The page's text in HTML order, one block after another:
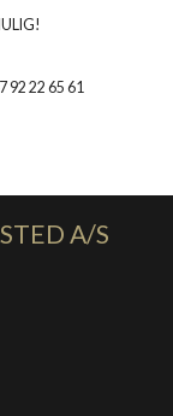
92 22 65 61
A/S